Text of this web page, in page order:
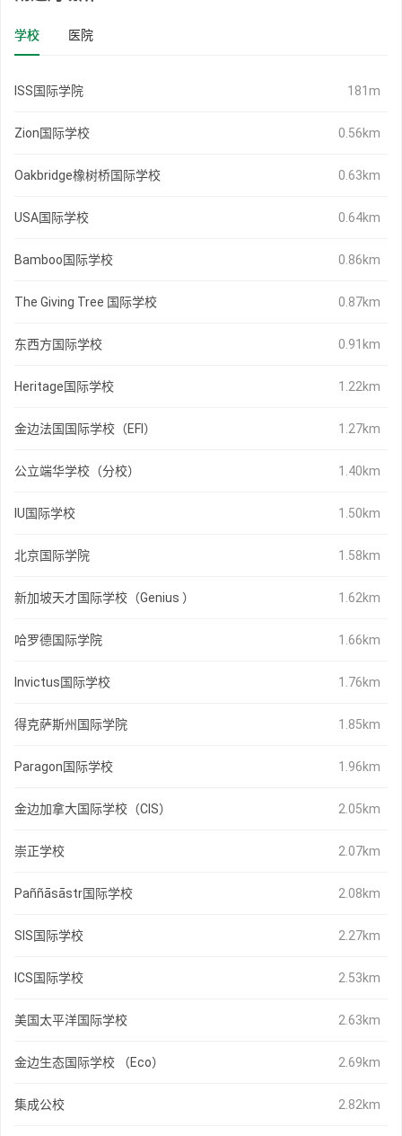
学校 医院
ISS国际学院 181m
Zion国际学校 0.56km
Oakbridge橡树桥国际学校 0.63km
USA国际学校 0.64km
Bamboo国际学校 0.86km
The Giving Tree 国际学校 0.87km
东西方国际学校 0.91km
Heritage国际学校 1.22km
金边法国国际学校（EFI） 1.27km
公立端华学校（分校） 1.40km
IU国际学校 1.50km
北京国际学院 1.58km
新加坡天才国际学校（Genius ） 1.62km
哈罗德国际学院 1.66km
Invictus国际学校 1.76km
得克萨斯州国际学院 1.85km
Paragon国际学校 1.96km
金边加拿大国际学校（CIS） 2.05km
崇正学校 2.07km
Paññāsāstr国际学校 2.08km
SIS国际学校 2.27km
ICS国际学校 2.53km
美国太平洋国际学校 2.63km
金边生态国际学校 （Eco） 2.69km
集成公校 2.82km